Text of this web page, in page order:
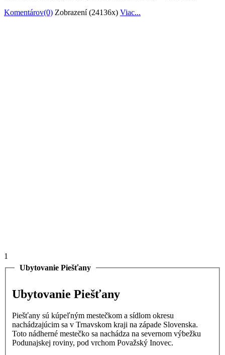
Komentárov(0) Zobrazení (24136x) Viac...
1
Ubytovanie Piešťany
Ubytovanie Piešťany
Piešťany sú kúpeľným mestečkom a sídlom okresu
nachádzajúcim sa v Trnavskom kraji na západe Slovenska.
Toto nádherné mestečko sa nachádza na severnom výbežku
Podunajskej roviny, pod vrchom Považský Inovec.